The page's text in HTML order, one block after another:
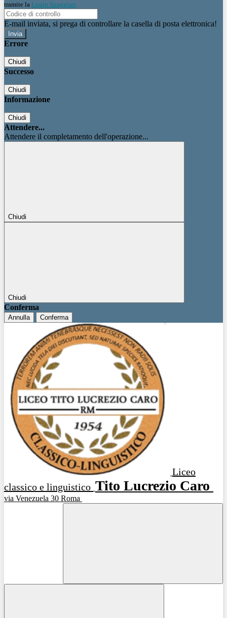
tramite la Login Spaggiari
E-mail inviata, si prega di controllare la casella di posta elettronica!
Errore
Chiudi
Successo
Chiudi
Informazione
Chiudi
Attendere...
Attendere il completamento dell'operazione...
Chiudi
Chiudi
Conferma
Annulla Conferma
Liceo
classico e linguistico Tito Lucrezio Caro
via Venezuela 30 Roma